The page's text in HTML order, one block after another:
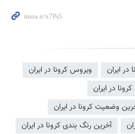
در ایران
ویروس کرونا در ایران
در ایران
وضعیت کرونا در ایران
آخرین رنگ بندی کرونا در ایران